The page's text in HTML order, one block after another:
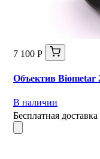
7 100 Р
Объектив Biometar
В наличии
Бесплатная доставка